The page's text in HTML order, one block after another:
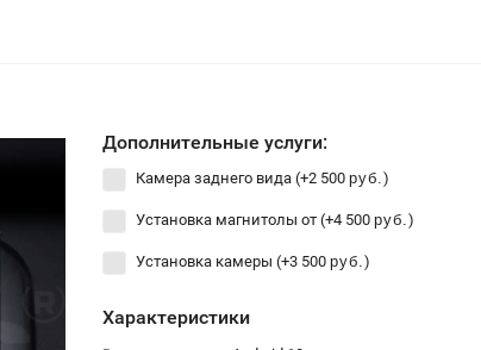
Дополнительные услуги:
Камера заднего вида (+2 500 руб. )
Установка магнитолы от (+4 500 руб. )
Установка камеры (+3 500 руб. )
Характеристики